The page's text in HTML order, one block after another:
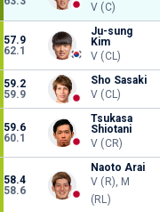
V (C)
57.9
62.1
Ju-sung
Kim
V (CL)
59.2
59.9
Sho Sasaki
V (CL)
59.6
60.1
Tsukasa
Shiotani
V (CR)
58.4
58.6
Naoto Arai
V (R), M
(RL)